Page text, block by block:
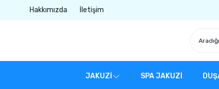
Hakkımızda İletişim
JAKUZİ SPA JAKUZİ